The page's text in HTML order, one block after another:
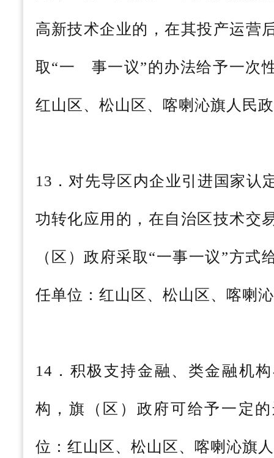
高新技术企业的，在其投产运营
取“一 事一议”的办法给予一次
红山区、松山区、喀喇沁旗人民
13．对先导区内企业引进国家认
功转化应用的，在自治区技术交
（区）政府采取“一事一议”方式
任单位：红山区、松山区、喀喇
14．积极支持金融、类金融机
构，旗（区）政府可给予一定
位：红山区、松山区、喀喇沁旗